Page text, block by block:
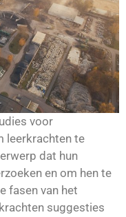
voor
leerkrachten te
dat hun
en om hen te
fasen van het
suggesties